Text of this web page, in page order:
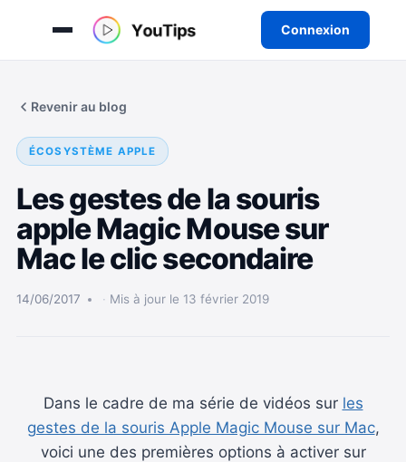
Connexion
Revenir au blog
ÉCOSYSTÈME APPLE
Les gestes de la souris
apple Magic Mouse sur
Mac le clic secondaire
14/06/2017 Mis à jour le 13 février 2019
Dans le cadre de ma série de vidéos sur les
gestes de la souris Apple Magic Mouse sur Mac,
voici une des premières options à activer sur